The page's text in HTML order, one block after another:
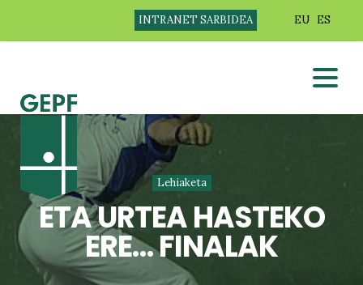
INTRANET SARBIDEA EU ES
Lehiaketa
ETA URTEA HASTEKO
ERE… FINALAK